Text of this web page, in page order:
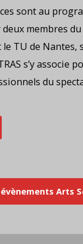
sont au
membres du
TU de Nantes,
s’y associe
du
Arts